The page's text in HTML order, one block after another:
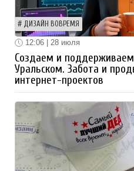
ДИЗАЙН ВОВРЕМЯ
12:06 | 28 июля
Создаем и
Уральском. Забота и
интернет-проектов